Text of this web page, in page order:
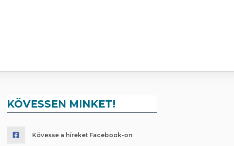
KÖVESSEN MINKET!
Kövesse a híreket Facebook-on